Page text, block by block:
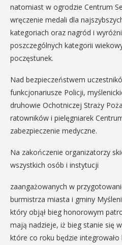
natomiast w ogrodzie Centrum
wręczenie medali dla
kategoriach oraz nagród i
poszczególnych kategorii
poczęstunek.
Nad bezpieczeństwem
funkcjonariusze Policji,
druhowie Ochotniczej Straży
ratowników i pielęgniarek
zabezpieczenie medyczne.
Na zakończenie organizatorzy
wszystkich osób i instytucji
zaangażowanych w
burmistrza miasta i gminy
który objął bieg honorowym
mają nadzieje, iż bieg stanie się
które co roku będzie integrowało